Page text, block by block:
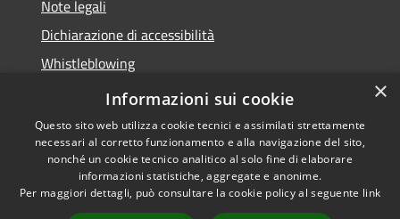
Note legali
Dichiarazione di accessibilità
Whistleblowing
Piano di miglioramento dei servizi
Accessibilità
Copyright © 2026 • Comune di
Zoagli • Powered by
×
Informazioni sui cookie
Questo sito web utilizza cookie tecnici e assimilati strettamente
necessari al corretto funzionamento e alla navigazione del sito,
nonché un cookie tecnico analitico al solo fine di elaborare
informazioni statistiche, aggregate e anonime.
Per maggiori dettagli, può consultare la cookie policy al seguente link